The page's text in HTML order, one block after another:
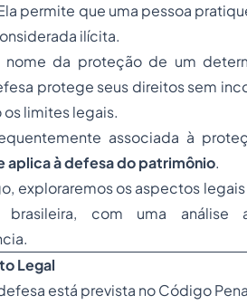
permite que uma pessoa
ilícita.
nome da proteção de um
protege seus direitos sem
limites legais.
associada à
aplica à defesa do patrimônio.
exploraremos os aspectos
brasileira, com uma análise
Legal
está prevista no Código